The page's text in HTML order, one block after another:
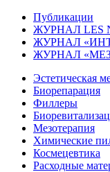
Публикации
ЖУРНАЛ LES
ЖУРНАЛ
ЖУРНАЛ
Эстетическая
Биорепарация
Филлеры
Мезотерапия
Химические
Космецевтика
Расходные